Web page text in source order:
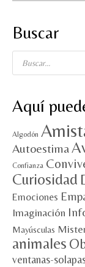
Buscar
Búsqueda
productos
Aquí
Algodón
Autoestima
Confianza
Curiosidad
Emociones
Imaginación
Mayúsculas
animales
ventanas-